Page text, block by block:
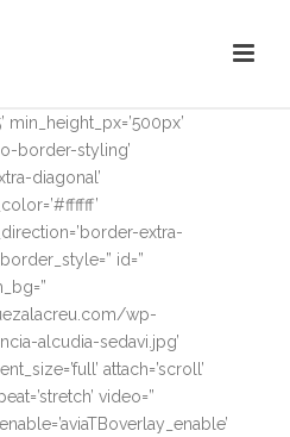
min_height_px=’500px’
border-styling’
diagonal’
extra-
id=”
wp-
alcudia-sedavi.jpg’
attach=’scroll’
video=”